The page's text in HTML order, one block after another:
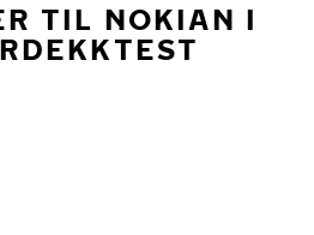
TIL NOKIAN I